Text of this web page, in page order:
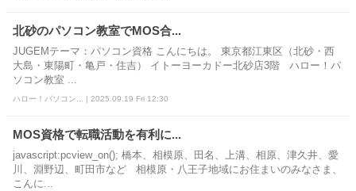
北砂のパソコン教室でMOS合...
JUGEMテーマ：パソコン資格 こんにちは。 東京都江東区（北砂・西
大島・東陽町・亀戸・住吉） イトーヨーカドー北砂店3階 ハロー！パ
ソコン教室 ...
ハロー！パソコン... | 2025.09.19 Fri 12:30
MOS資格で転職活動を有利に...
javascript:pcview_on(); 橋本、相模原、田名、上溝、相原、津久井、愛
川、淵野辺、町田市など 相模原・八王子地域にお住まいのみなさま、
こんに...